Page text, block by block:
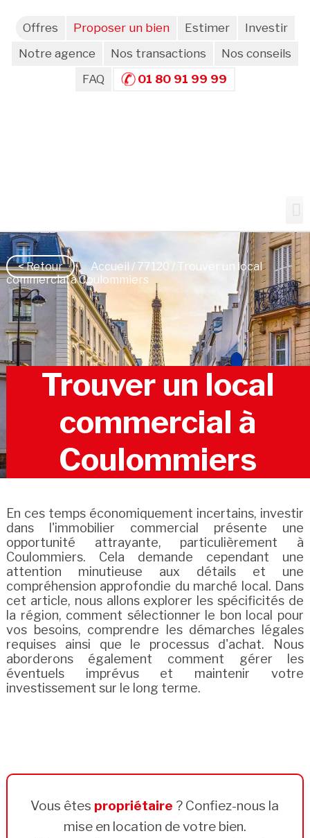
Offres Proposer un bien Estimer
Investir
Notre agence
Nos transactions
Nos conseils
FAQ
01 80 91 99 99
< Retour Accueil / 77120 / Trouver un local
commercial à Coulommiers
Trouver un local
commercial à
Coulommiers
En ces temps économiquement incertains, investir
dans l'immobilier commercial présente une
opportunité attrayante, particulièrement à
Coulommiers. Cela demande cependant une
attention minutieuse aux détails et une
compréhension approfondie du marché local. Dans
cet article, nous allons explorer les spécificités de
la région, comment sélectionner le bon local pour
vos besoins, comprendre les démarches légales
requises ainsi que le processus d'achat. Nous
aborderons également comment gérer les
éventuels imprévus et maintenir votre
investissement sur le long terme.
Vous êtes propriétaire ? Confiez-nous la
mise en location de votre bien.